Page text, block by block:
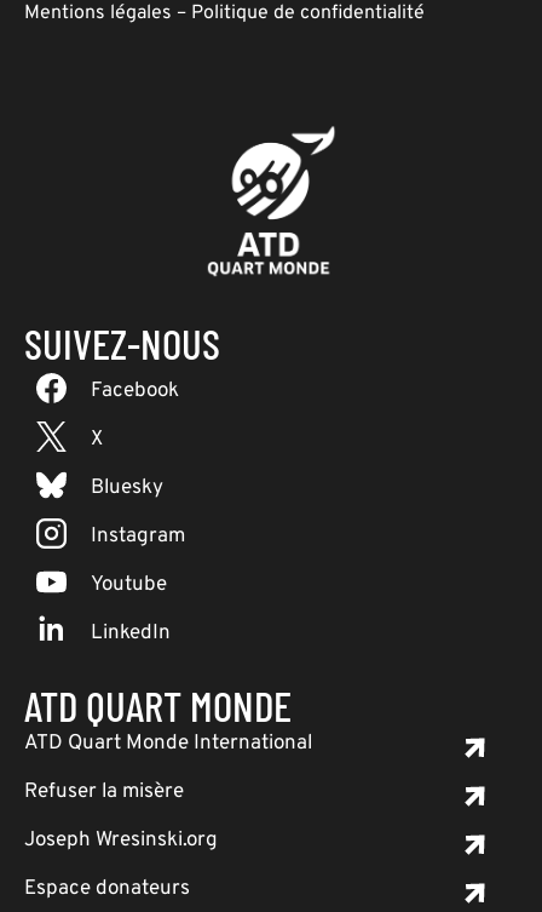
Mentions légales – Politique de confidentialité
SUIVEZ-NOUS
Facebook
X
Bluesky
Instagram
Youtube
LinkedIn
ATD QUART MONDE
ATD Quart Monde International
Refuser la misère
Joseph Wresinski.org
Espace donateurs